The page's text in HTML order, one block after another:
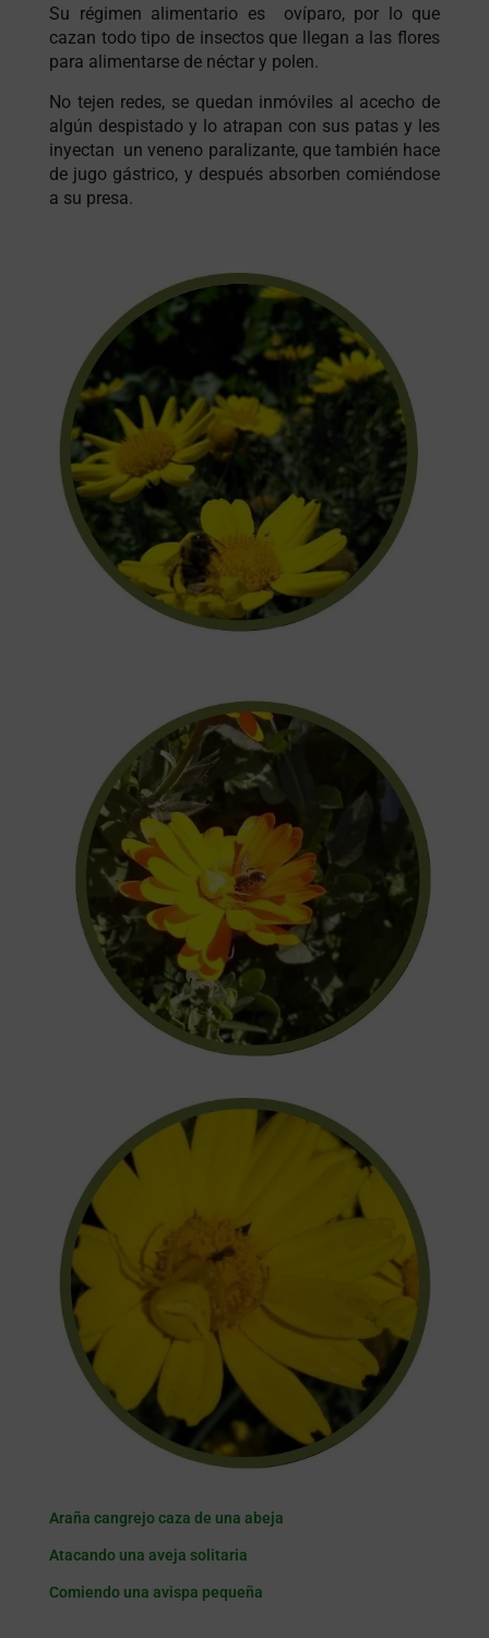
Su régimen alimentario es ovíparo, por lo que
cazan todo tipo de insectos que llegan a las flores
para alimentarse de néctar y polen.
No tejen redes, se quedan inmóviles al acecho de
algún despistado y lo atrapan con sus patas y les
inyectan un veneno paralizante, que también hace
de jugo gástrico, y después absorben comiéndose
a su presa.
Araña cangrejo caza de una abeja
Atacando una aveja solitaria
Comiendo una avispa pequeña